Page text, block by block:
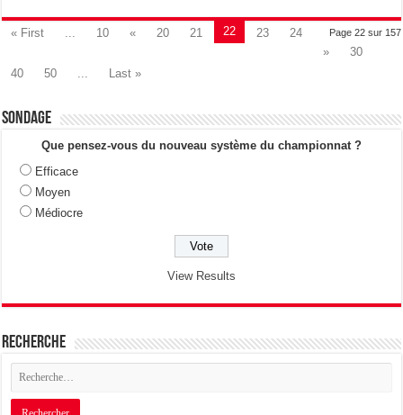
Page 22 sur 157
« First ... 10 « 20 21 22 23
24
»
30
40
50 ... Last »
Sondage
Que pensez-vous du nouveau système du championnat ?
Efficace
Moyen
Médiocre
View Results
Recherche